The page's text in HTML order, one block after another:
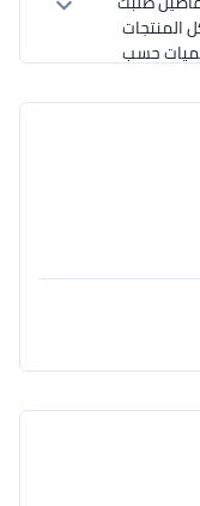
والكرتون، وتقدر تشوف أعمالي المشابهة في ملفي